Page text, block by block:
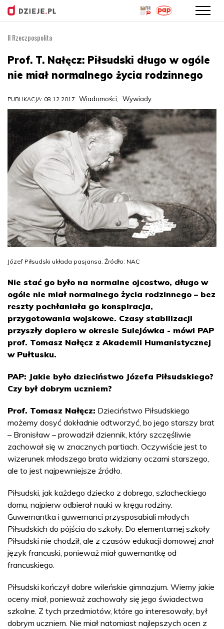
treści
II Rzeczpospolita
Prof. T. Nałęcz: Piłsudski długo w ogóle
nie miał normalnego życia rodzinnego
PUBLIKACJA: 08.12.2017 Wiadomości, Wywiady
Józef Piłsudski układa pasjansa. Źródło: NAC
Nie stać go było na normalne ojcostwo, długo w
ogóle nie miał normalnego życia rodzinnego – bez
reszty pochłaniała go konspiracja,
przygotowania wojskowe. Czasy stabilizacji
przyszły dopiero w okresie Sulejówka - mówi PAP
prof. Tomasz Nałęcz z Akademii Humanistycznej
w Pułtusku.
PAP: Jakie było dzieciństwo Józefa Piłsudskiego?
Czy był dobrym uczniem?
Prof. Tomasz Nałęcz: Dzieciństwo Piłsudskiego
możemy dosyć dokładnie odtworzyć, bo jego starszy brat
– Bronisław – prowadził dziennik, który szczęśliwie
zachował się w znacznych partiach. Oczywiście jest to
wizerunek młodszego brata widziany oczami starszego,
ale to jest najpewniejsze źródło.
Piłsudski, jak każdego dziecko z dobrego, szlacheckiego
domu, najpierw odbierał nauki w kręgu rodziny.
Guwernantka i guwernanci przysposabiali młodych
Piłsudskich do pójścia do szkoły. Do elementarnej szkoły
Piłsudski nie chodził, ale z czasów edukacji domowej znał
język francuski, ponieważ miał guwernantkę od
francuskiego.
Piłsudski kończył dobre wileńskie gimnazjum. Wiemy jakie
oceny miał, ponieważ zachowały się jego świadectwa
szkolne. Z tych przedmiotów, które go interesowały, był
dobrym uczniem. Nie miał natomiast najlepszych ocen z